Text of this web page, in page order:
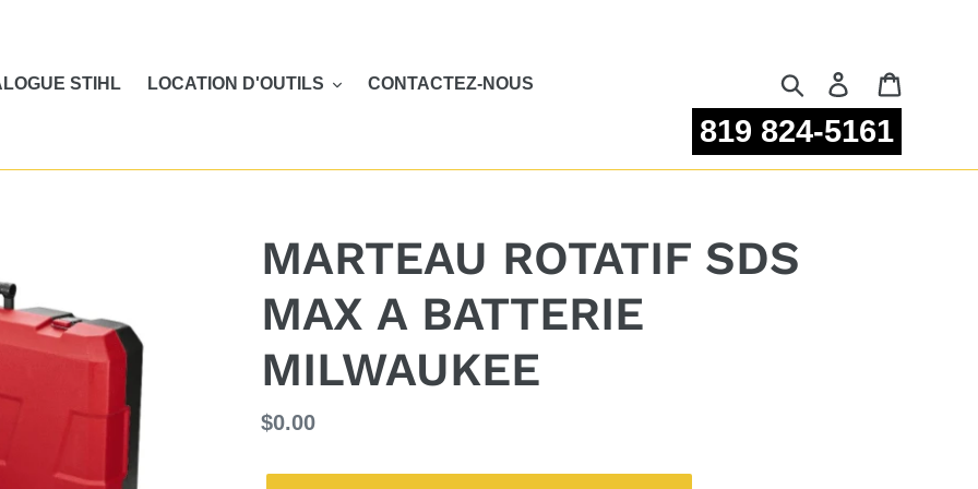
STIHL
LOCATION D'OUTILS CONTACTEZ-NOUS RechercherSe connecter
819 824-5161
MARTEAU ROTATIF SDS
MAX A BATTERIE
MILWAUKEE
Prix
$0.00